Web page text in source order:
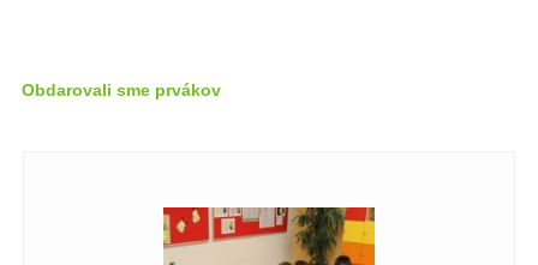
Obdarovali sme prvákov